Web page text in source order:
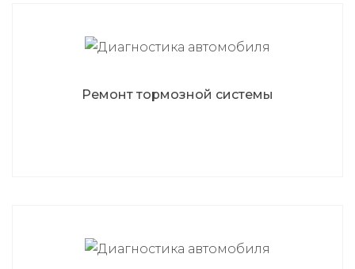
Ремонт тормозной системы